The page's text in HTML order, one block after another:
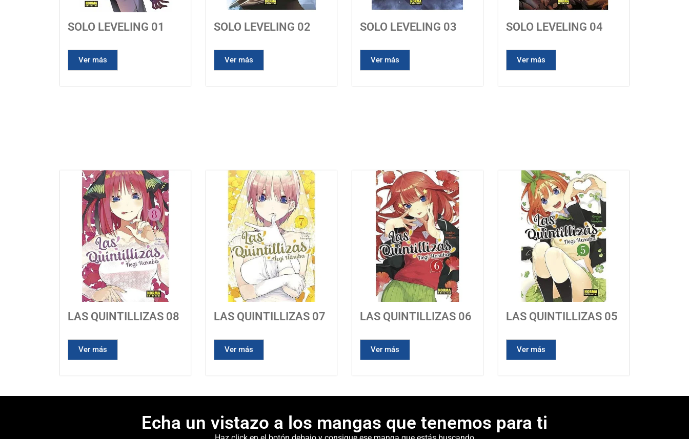
SOLO LEVELING 01
Ver más
SOLO LEVELING 02
Ver más
SOLO LEVELING 03
Ver más
SOLO LEVELING 04
Ver más
LAS QUINTILLIZAS 08
Ver más
LAS QUINTILLIZAS 07
Ver más
LAS QUINTILLIZAS 06
Ver más
LAS QUINTILLIZAS 05
Ver más
Echa un vistazo a los mangas que tenemos para ti